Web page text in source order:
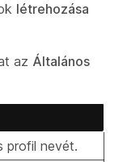
létrehozása
az Általános
profil nevét.